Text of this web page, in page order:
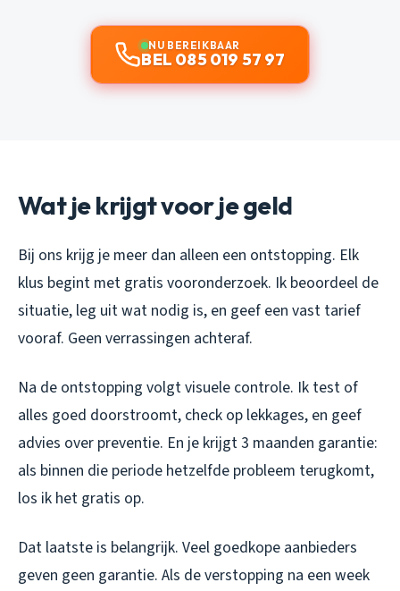
NU BEREIKBAAR
BEL 085 019 57 97
Wat je krijgt voor je geld
Bij ons krijg je meer dan alleen een ontstopping. Elk
klus begint met gratis vooronderzoek. Ik beoordeel de
situatie, leg uit wat nodig is, en geef een vast tarief
vooraf. Geen verrassingen achteraf.
Na de ontstopping volgt visuele controle. Ik test of
alles goed doorstroomt, check op lekkages, en geef
advies over preventie. En je krijgt 3 maanden garantie:
als binnen die periode hetzelfde probleem terugkomt,
los ik het gratis op.
Dat laatste is belangrijk. Veel goedkope aanbieders
geven geen garantie. Als de verstopping na een week